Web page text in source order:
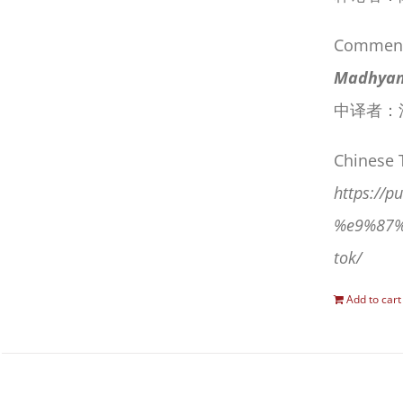
中译者
Chinese
https://
tok/
Add to cart